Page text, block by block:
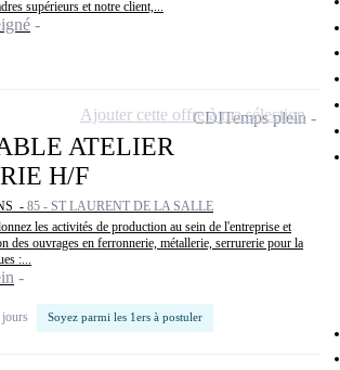
supérieurs et notre client,...
ATELIER
H/F
- 85 - ST LAURENT DE LA SALLE
les activités de production au sein de l'entreprise et
des ouvrages en ferronnerie, métallerie, serrurerie pour la
:...
Soyez parmi les 1ers à postuler
CDITemps plein
Ajouter cette offre à ma sélection